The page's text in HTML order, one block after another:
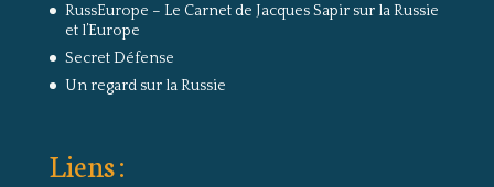
RussEurope – Le Carnet de Jacques Sapir sur la Russie
et l’Europe
Secret Défense
Un regard sur la Russie
Liens :